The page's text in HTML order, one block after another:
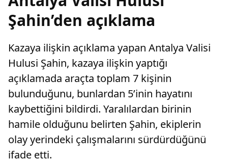
Şahin’den açıklama
Kazaya ilişkin açıklama yapan Antalya Valisi
Hulusi Şahin, kazaya ilişkin yaptığı
açıklamada araçta toplam 7 kişinin
bulunduğunu, bunlardan 5’inin hayatını
kaybettiğini bildirdi. Yaralılardan birinin
hamile olduğunu belirten Şahin, ekiplerin
olay yerindeki çalışmalarını sürdürdüğünü
ifade etti.